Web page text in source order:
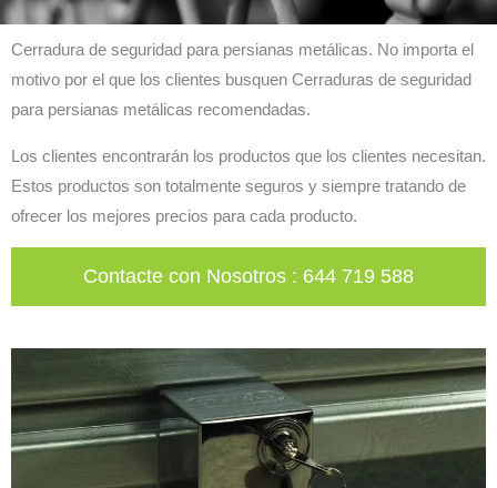
Cerradura de seguridad para persianas metálicas. No importa el
motivo por el que los clientes busquen Cerraduras de seguridad
para persianas metálicas recomendadas.
Los clientes encontrarán los productos que los clientes necesitan.
Estos productos son totalmente seguros y siempre tratando de
ofrecer los mejores precios para cada producto.
Contacte con Nosotros : 644 719 588